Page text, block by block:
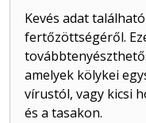
Kevés adat
fertőzöttségéről.
amelyek kölykei
vírustól, vagy kicsi
és a tasakon.